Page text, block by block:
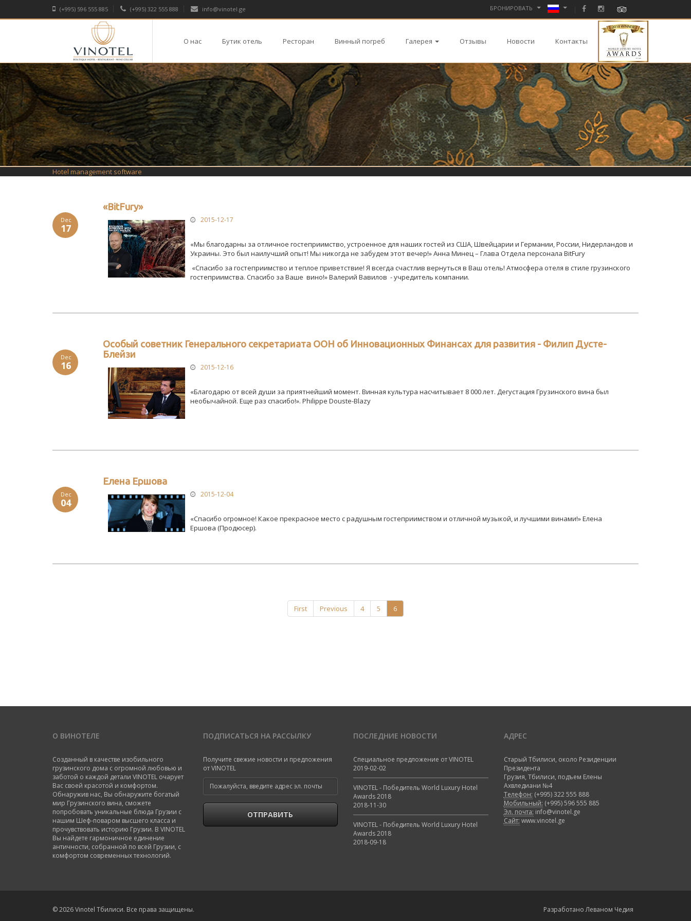
(+995) 596 555 885 (+995) 322 555 888 info@vinotel.ge БРОНИРОВАТЬ
О нас Бутик отель Ресторан Винный погреб Галерея Отзывы Новости Контакты
Hotel management software
Dec
17
«BitFury»
2015-12-17
«Мы благодарны за отличное гостеприимство, устроенное для наших гостей из США, Швейцарии и Германии, России, Нидерландов и
Украины. Это был наилучший опыт! Мы никогда не забудем этот вечер!» Анна Минец – Глава Отдела персонала BitFury
«Спасибо за гостеприимство и теплое приветствие! Я всегда счастлив вернуться в Ваш отель! Атмосфера отеля в стиле грузинского
гостеприимства. Спасибо за Ваше вино!» Валерий Вавилов - учредитель компании.
Dec
16
Особый советник Генерального секретариата ООН об Инновационных Финансах для развития - Филип Дусте-
Блейзи
2015-12-16
«Благодарю от всей души за приятнейший момент. Винная культура насчитывает 8 000 лет. Дегустация Грузинского вина был
необычайной. Еще раз спасибо!». Philippe Douste-Blazy
Dec
04
Елена Ершова
2015-12-04
«Спасибо огромное! Какое прекрасное место с радушным гостеприимством и отличной музыкой, и лучшими винами!» Елена
Ершова (Продюсер).
First Previous 4 5 6
О ВИНОТЕЛЕ
Созданный в качестве изобильного
грузинского дома с огромной любовью и
заботой о каждой детали VINOTEL очарует
Вас своей красотой и комфортом.
Обнаружив нас, Вы обнаружите богатый
мир Грузинского вина, сможете
попробовать уникальные блюда Грузии с
нашим Шеф-поваром высшего класса и
прочувствовать историю Грузии. В VINOTEL
Вы найдете гармоничное единение
античности, собранной по всей Грузии, с
комфортом современных технологий.
ПОДПИСАТЬСЯ НА РАССЫЛКУ
Получите свежие новости и предложения
от VINOTEL
ОТПРАВИТЬ
ПОСЛЕДНИЕ НОВОСТИ
Специальное предложение от VINOTEL
2019-02-02
VINOTEL - Победитель World Luxury Hotel
Awards 2018
2018-11-30
VINOTEL - Победитель World Luxury Hotel
Awards 2018
2018-09-18
АДРЕС
Старый Тбилиси, около Резиденции
Президента
Грузия, Тбилиси, подъем Елены
Ахвледиани №4
Телефон: (+995) 322 555 888
Мобильный: (+995) 596 555 885
Эл. почта: info@vinotel.ge
Сайт: www.vinotel.ge
© 2026 Vinotel Тбилиси. Все права защищены. РазработаноЛеваном Чедия